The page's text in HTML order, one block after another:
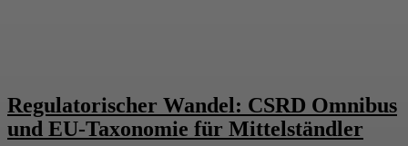
Regulatorischer Wandel: CSRD Omnibus
und EU-Taxonomie für Mittelständler